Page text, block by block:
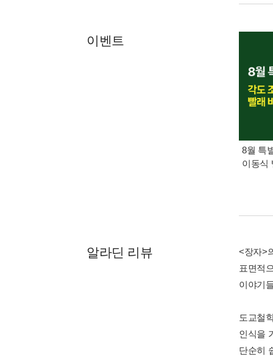
이벤트
8월 특
이동식
알라딘 리뷰
<장자>
표면적
이야기
도교철
인식을
단순히